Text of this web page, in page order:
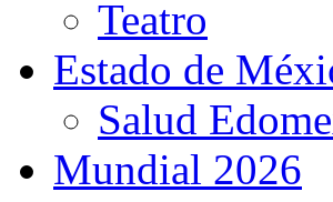
Teatro
Estado de
Salud
Mundial 2026